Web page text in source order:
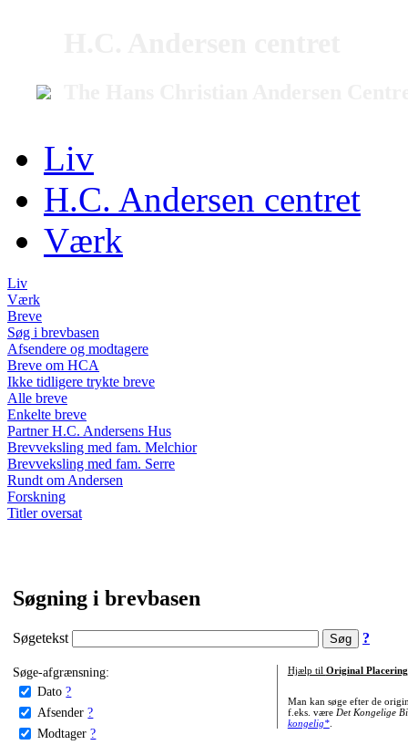
Liv
H.C. Andersen centret
Værk
Liv
Værk
Breve
Søg i brevbasen
Afsendere og modtagere
Breve om HCA
Ikke tidligere trykte breve
Alle breve
Enkelte breve
Partner H.C. Andersens Hus
Brevveksling med fam. Melchior
Brevveksling med fam. Serre
Rundt om Andersen
Forskning
Titler oversat
Søgning i brevbasen
Søgetekst ?
Søge-afgrænsning:
Dato ?
Afsender ?
Modtager ?
Hjælp til Original Placering
Man kan søge efter de
f.eks. være Det Kongelige
kongelig*.